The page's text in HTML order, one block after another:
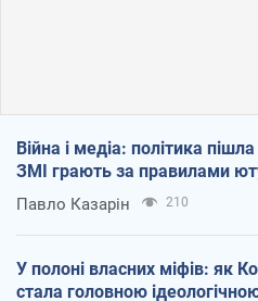
Війна і медіа: політика
ЗМІ грають за правилами
Павло Казарін 210
У полоні власних міфів: як
стала головною